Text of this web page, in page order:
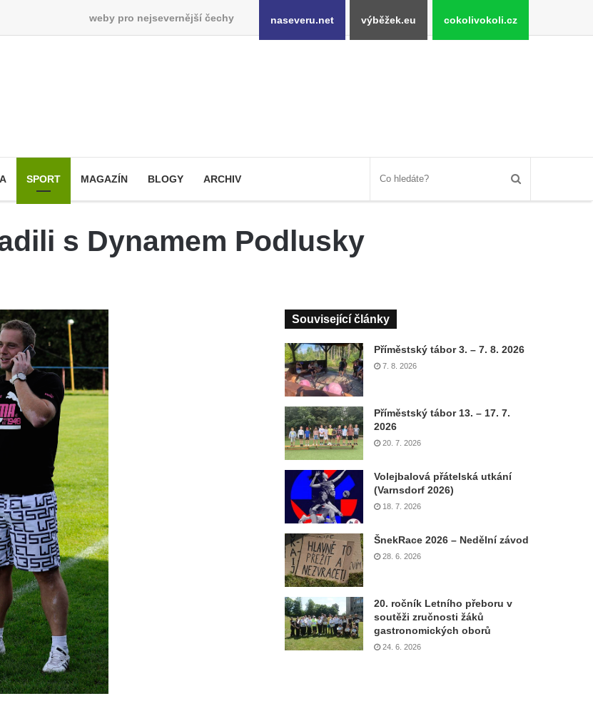
weby pro nejsevernější čechy naseveru.net výběžek.eu cokolivokoli.cz
SPORT MAGAZÍN BLOGY ARCHIV
s Dynamem Podlusky
Související články
Příměstský tábor 3. – 7. 8. 2026
7. 8. 2026
Příměstský tábor 13. – 17. 7.
2026
20. 7. 2026
Volejbalová přátelská utkání
(Varnsdorf 2026)
18. 7. 2026
ŠnekRace 2026 – Nedělní závod
28. 6. 2026
20. ročník Letního přeboru v
soutěži zručnosti žáků
gastronomických oborů
24. 6. 2026